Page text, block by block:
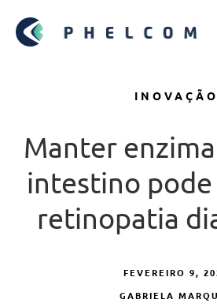
INOVAÇÃO
Manter
intestino
retinopatia
FEVEREIRO 9,
GABRIELA